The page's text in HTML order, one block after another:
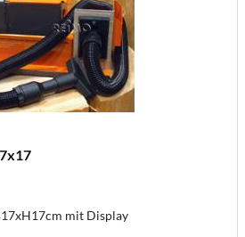
mit Display